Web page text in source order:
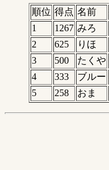
順位 得点 名前
1
1267 みろ
2
625 りほ
3
500 たくや
4
333 ブルー
5
258 おま